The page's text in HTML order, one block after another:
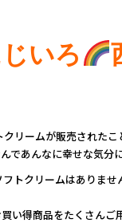
いろ
リームが販売された
であんなに幸せな気分
トクリームはありま
い得商品をたくさんご